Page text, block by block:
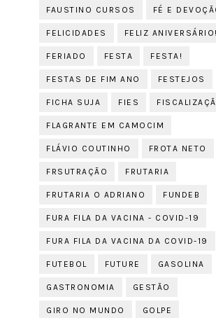
FAUSTINO CURSOS FÉ E
FELICIDADES FELIZ ANIVERSÁRIO!
FERIADO FESTA FESTA!
FESTAS DE FIM ANO FESTEJOS
FICHA SUJA FIES
FLAGRANTE EM CAMOCIM
FLÁVIO COUTINHO FROTA NETO
FRSUTRAÇÃO FRUTARIA
FRUTARIA O ADRIANO FUNDEB
FURA FILA DA VACINA - COVID-19
FURA FILA DA VACINA DA COVID-19
FUTEBOL FUTURE GASOLINA
GASTRONOMIA GESTÃO
GIRO NO MUNDO GOLPE